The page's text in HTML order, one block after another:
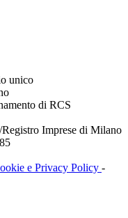
unico
di RCS
Imprese di Milano
e Privacy Policy -